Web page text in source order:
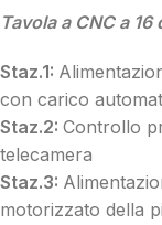
Tavola a CNC a
Staz.1:
con carico
Staz.2: Controllo
telecamera
Staz.3:
motorizzato della